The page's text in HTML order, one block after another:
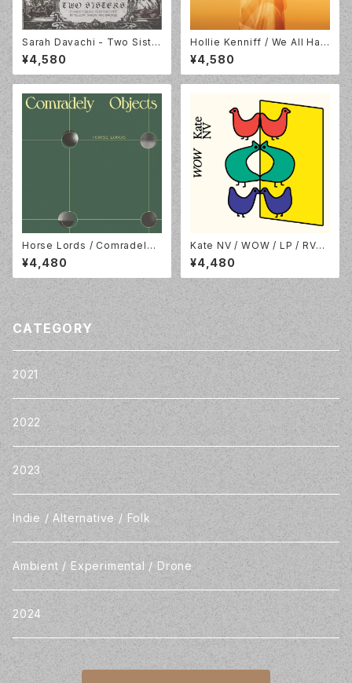
Sarah Davachi - Two Siste
rs [LTD Green Vinyl] Late
Music LMVLPX
¥4,580
Hollie Kenniff / We All Hav
e Places That We Miss / L
P / Western Vinyl / WV246
LP
¥4,580
Horse Lords / Comradely
Objects / White Vinyl / RV
NG INTL. / RVNGNL95LP-C
1
¥4,480
Kate NV / WOW / LP / RVN
G INTL. / RVNGNL082LP
¥4,480
CATEGORY
2021
2022
2023
Indie / Alternative / Folk
Ambient / Experimental / Drone
2024